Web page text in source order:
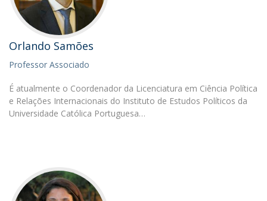
Orlando Samões
Professor Associado
É atualmente o Coordenador da Licenciatura em Ciência Política
e Relações Internacionais do Instituto de Estudos Políticos da
Universidade Católica Portuguesa…